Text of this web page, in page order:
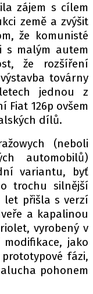
zájem s cílem
země a zvýšit
že komunisté
s malým autem
že rozšíření
továrny
jednou z
Fiat 126p ovšem
dílů.
(neboli
automobilů)
variantu, byť
trochu silnější
let přišla s verzí
a kapalinou
vyrobený v
jako
fázi,
pohonem